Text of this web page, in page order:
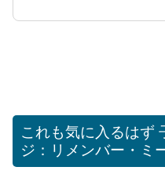
これも気に入るはず
ジ：リメンバー・ミ